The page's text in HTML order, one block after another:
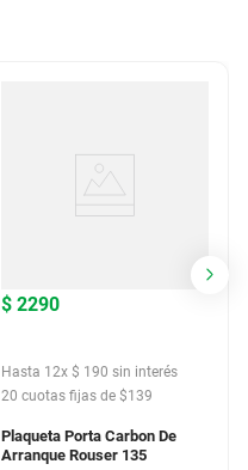
$ 2290
Hasta 12x $ 190 sin interés
20 cuotas fijas de $139
Plaqueta Porta Carbon De
Arranque Rouser 135